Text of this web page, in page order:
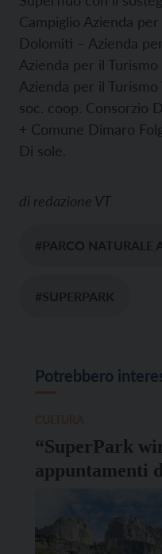
Campiglio Azienda
Dolomiti – Azienda
Azienda per il Turismo
Azienda per il Turismo
soc. coop. Consorzio
+ Comune Dimaro
Di sole.
di redazione VT
#PARCO NATURALE
#SUPERPARK
Potrebbero
“SuperPark
appuntamenti